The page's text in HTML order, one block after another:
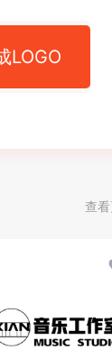
LOGO
查